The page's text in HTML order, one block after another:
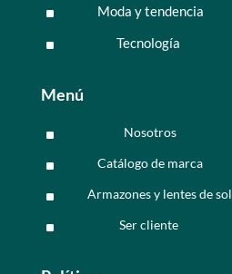
^ Moda y tendencia
^ Tecnología
Menú
^ Nosotros
^ Catálogo de marca
^ Armazones y lentes de sol
^ Ser cliente